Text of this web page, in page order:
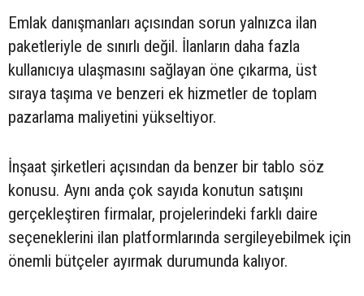
Emlak danışmanları açısından sorun yalnızca ilan
paketleriyle de sınırlı değil. İlanların daha fazla
kullanıcıya ulaşmasını sağlayan öne çıkarma, üst
sıraya taşıma ve benzeri ek hizmetler de toplam
pazarlama maliyetini yükseltiyor.
İnşaat şirketleri açısından da benzer bir tablo söz
konusu. Aynı anda çok sayıda konutun satışını
gerçekleştiren firmalar, projelerindeki farklı daire
seçeneklerini ilan platformlarında sergileyebilmek için
önemli bütçeler ayırmak durumunda kalıyor.